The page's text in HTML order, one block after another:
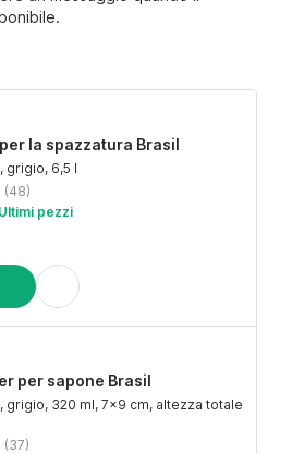
la spazzatura Brasil
grigio, 6,5 l
(48)
Ultimi pezzi
per sapone Brasil
grigio, 320 ml, 7x9 cm, altezza totale
(37)